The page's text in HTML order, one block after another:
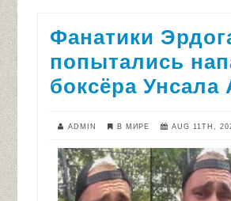
Фанатики
попытались
боксёра
ADMIN В МИРЕ AUG 11TH,